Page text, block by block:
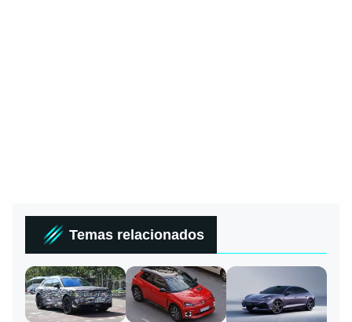
Temas relacionados